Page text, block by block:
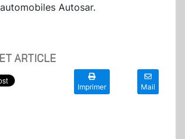
Autosar.
ARTICLE
Imprimer Mail